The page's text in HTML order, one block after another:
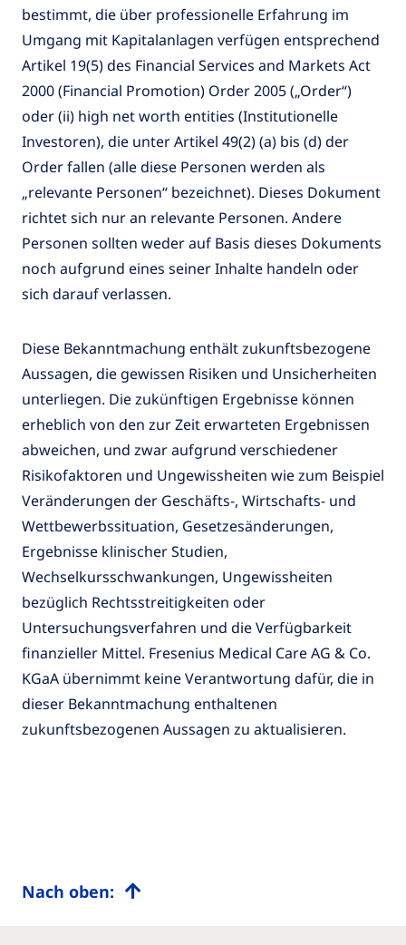
bestimmt, die über professionelle Erfahrung im
Umgang mit Kapitalanlagen verfügen entsprechend
Artikel 19(5) des Financial Services and Markets Act
2000 (Financial Promotion) Order 2005 („Order“)
oder (ii) high net worth entities (Institutionelle
Investoren), die unter Artikel 49(2) (a) bis (d) der
Order fallen (alle diese Personen werden als
„relevante Personen“ bezeichnet). Dieses Dokument
richtet sich nur an relevante Personen. Andere
Personen sollten weder auf Basis dieses Dokuments
noch aufgrund eines seiner Inhalte handeln oder
sich darauf verlassen.
Diese Bekanntmachung enthält zukunftsbezogene
Aussagen, die gewissen Risiken und Unsicherheiten
unterliegen. Die zukünftigen Ergebnisse können
erheblich von den zur Zeit erwarteten Ergebnissen
abweichen, und zwar aufgrund verschiedener
Risikofaktoren und Ungewissheiten wie zum Beispiel
Veränderungen der Geschäfts-, Wirtschafts- und
Wettbewerbssituation, Gesetzesänderungen,
Ergebnisse klinischer Studien,
Wechselkursschwankungen, Ungewissheiten
bezüglich Rechtsstreitigkeiten oder
Untersuchungsverfahren und die Verfügbarkeit
finanzieller Mittel. Fresenius Medical Care AG & Co.
KGaA übernimmt keine Verantwortung dafür, die in
dieser Bekanntmachung enthaltenen
zukunftsbezogenen Aussagen zu aktualisieren.
Nach oben: